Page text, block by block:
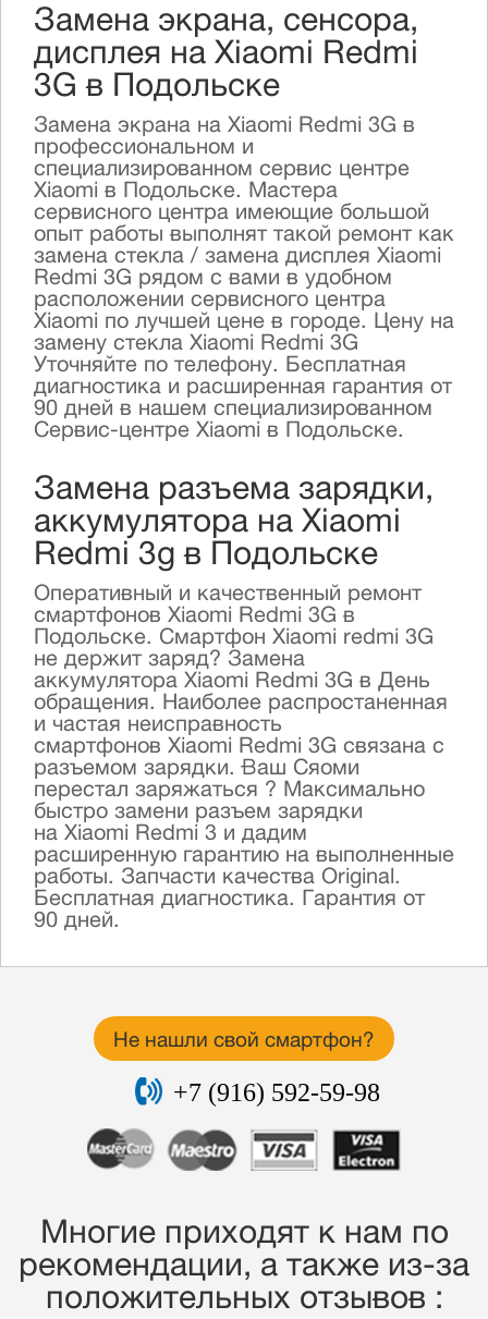
Замена экрана, сенсора,
дисплея на Xiaomi Redmi
3G в Подольске
Замена экрана на Xiaomi Redmi 3G в
профессиональном и
специализированном сервис центре
Xiaomi в Подольске. Мастера
сервисного центра имеющие большой
опыт работы выполнят такой ремонт как
замена стекла / замена дисплея Xiaomi
Redmi 3G рядом с вами в удобном
расположении сервисного центра
Xiaomi по лучшей цене в городе. Цену на
замену стекла Xiaomi Redmi 3G
Уточняйте по телефону. Бесплатная
диагностика и расширенная гарантия от
90 дней в нашем специализированном
Сервис-центре Xiaomi в Подольске.
Замена разъема зарядки,
аккумулятора на Xiaomi
Redmi 3g в Подольске
Оперативный и качественный ремонт
смартфонов Xiaomi Redmi 3G в
Подольске. Смартфон Xiaomi redmi 3G
не держит заряд? Замена
аккумулятора Xiaomi Redmi 3G в День
обращения. Наиболее распростаненная
и частая неисправность
смартфонов Xiaomi Redmi 3G связана с
разъемом зарядки. Ваш Сяоми
перестал заряжаться ? Максимально
быстро замени разъем зарядки
на Xiaomi Redmi 3 и дадим
расширенную гарантию на выполненные
работы. Запчасти качества Original.
Бесплатная диагностика. Гарантия от
90 дней.
Не нашли свой смартфон?
+7 (916) 592-59-98
Многие приходят к нам по
рекомендации, a также из-за
положительных отзывов :